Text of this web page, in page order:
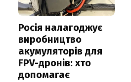
Росія налагоджує
виробництво
акумуляторів для
FPV-дронів: хто
допомагає